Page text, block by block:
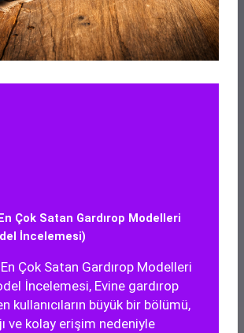
Çok Satan Gardırop Modelleri
İncelemesi)
Çok Satan Gardırop Modelleri
İncelemesi, Evine gardırop
kullanıcıların büyük bir bölümü,
ve kolay erişim nedeniyle